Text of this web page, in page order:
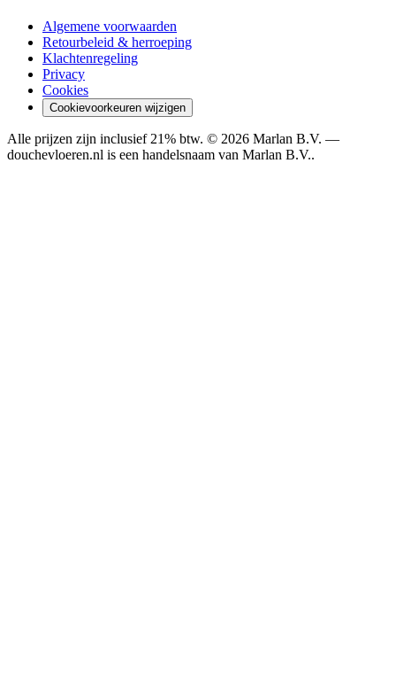
Algemene voorwaarden
Retourbeleid & herroeping
Klachtenregeling
Privacy
Cookies
Cookievoorkeuren wijzigen
Alle prijzen zijn inclusief 21% btw. © 2026 Marlan B.V. —
douchevloeren.nl is een handelsnaam van Marlan B.V..